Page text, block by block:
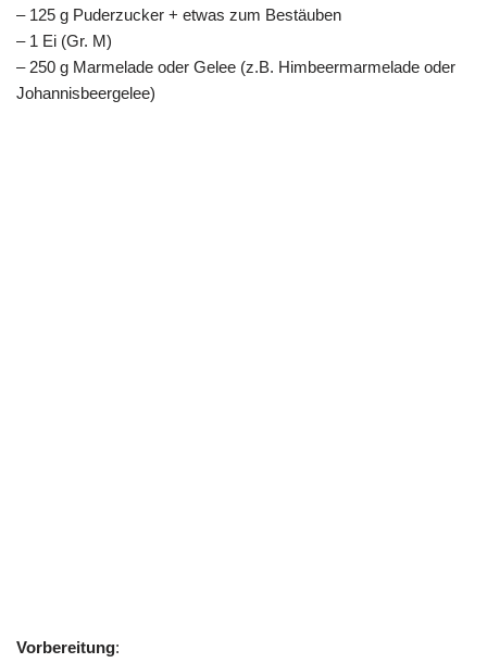
– 125 g Puderzucker + etwas zum Bestäuben
– 1 Ei (Gr. M)
– 250 g Marmelade oder Gelee (z.B. Himbeermarmelade oder
Johannisbeergelee)
Vorbereitung: